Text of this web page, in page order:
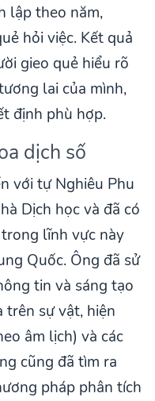
lập theo năm,
hỏi việc. Kết quả
gieo quẻ hiểu rõ
lai của mình,
định phù hợp.
dịch số
với tự Nghiêu Phu
Dịch học và đã có
lĩnh vực này
Quốc. Ông đã sử
tin và sáng tạo
trên sự vật, hiện
âm lịch) và các
cũng đã tìm ra
pháp phân tích